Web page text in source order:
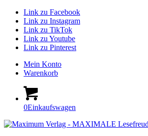
Link zu Facebook
Link zu Instagram
Link zu TikTok
Link zu Youtube
Link zu Pinterest
Mein Konto
Warenkorb
0Einkaufswagen